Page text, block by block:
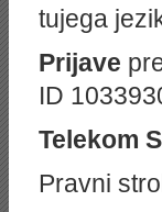
tujega
Prijave
ID
Telekom
Pravni